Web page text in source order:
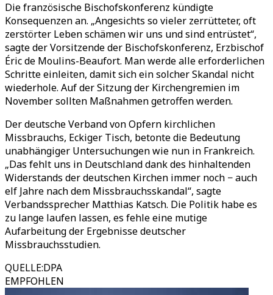
Die französische Bischofskonferenz kündigte
Konsequenzen an. „Angesichts so vieler zerrütteter, oft
zerstörter Leben schämen wir uns und sind entrüstet“,
sagte der Vorsitzende der Bischofskonferenz, Erzbischof
Éric de Moulins-Beaufort. Man werde alle erforderlichen
Schritte einleiten, damit sich ein solcher Skandal nicht
wiederhole. Auf der Sitzung der Kirchengremien im
November sollten Maßnahmen getroffen werden.
Der deutsche Verband von Opfern kirchlichen
Missbrauchs, Eckiger Tisch, betonte die Bedeutung
unabhängiger Untersuchungen wie nun in Frankreich.
„Das fehlt uns in Deutschland dank des hinhaltenden
Widerstands der deutschen Kirchen immer noch − auch
elf Jahre nach dem Missbrauchsskandal“, sagte
Verbandssprecher Matthias Katsch. Die Politik habe es
zu lange laufen lassen, es fehle eine mutige
Aufarbeitung der Ergebnisse deutscher
Missbrauchsstudien.
QUELLE:DPA
EMPFOHLEN